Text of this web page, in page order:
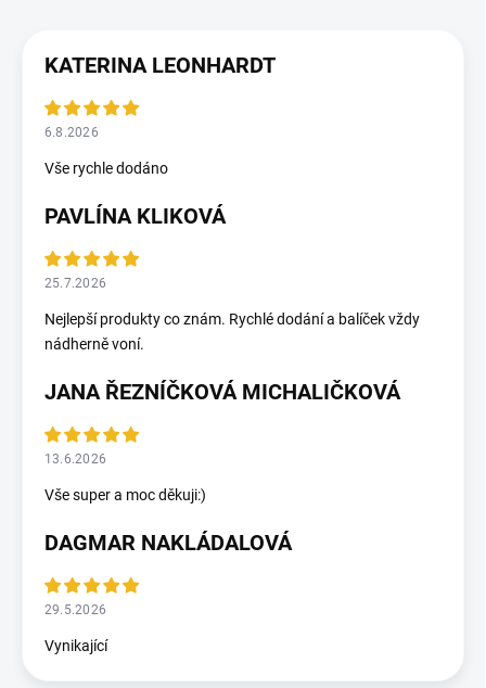
KATERINA LEONHARDT
6.8.2026
Vše rychle dodáno
PAVLÍNA KLIKOVÁ
25.7.2026
Nejlepší produkty co znám. Rychlé dodání a balíček vždy
nádherně voní.
JANA ŘEZNÍČKOVÁ MICHALIČKOVÁ
13.6.2026
Vše super a moc děkuji:)
DAGMAR NAKLÁDALOVÁ
29.5.2026
Vynikající